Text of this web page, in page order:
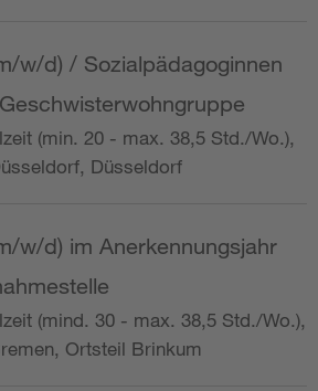
w/d) / Sozialpädagoginnen
(min. 20 - max. 38,5 Std./Wo.),
Düsseldorf
w/d) im Anerkennungsjahr
(mind. 30 - max. 38,5 Std./Wo.),
Ortsteil Brinkum